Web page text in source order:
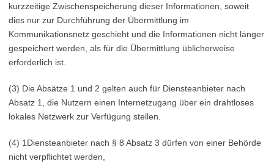
kurzzeitige Zwischenspeicherung dieser Informationen, soweit
dies nur zur Durchführung der Übermittlung im
Kommunikationsnetz geschieht und die Informationen nicht länger
gespeichert werden, als für die Übermittlung üblicherweise
erforderlich ist.
(3) Die Absätze 1 und 2 gelten auch für Diensteanbieter nach
Absatz 1, die Nutzern einen Internetzugang über ein drahtloses
lokales Netzwerk zur Verfügung stellen.
(4) 1Diensteanbieter nach § 8 Absatz 3 dürfen von einer Behörde
nicht verpflichtet werden,